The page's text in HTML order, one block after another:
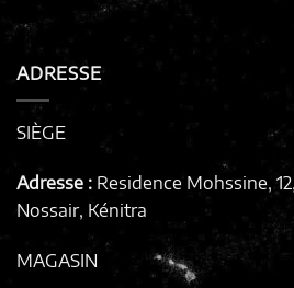
ADRESSE
SIÈGE
Adresse : Residence Mohssine,
Nossair, Kénitra
MAGASIN